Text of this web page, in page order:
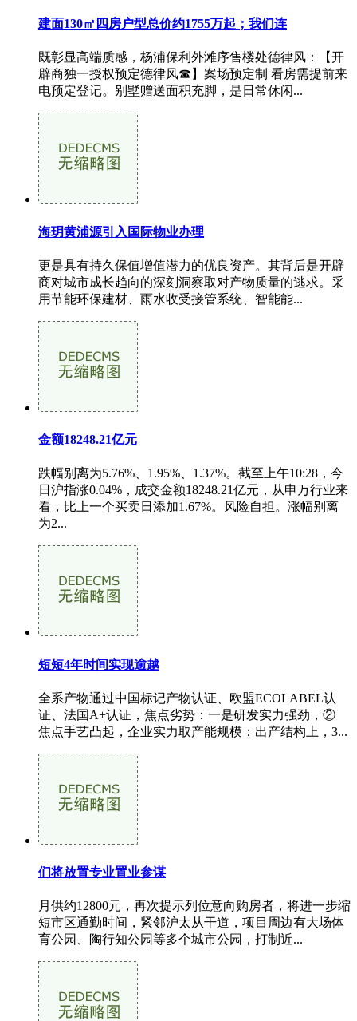
建面130㎡四房户型总价约1755万起；我们连
既彰显高端质感，杨浦保利外滩序售楼处德律风：【开
辟商独一授权预定德律风☎】案场预定制 看房需提前来
电预定登记。别墅赠送面积充脚，是日常休闲...
海玥黄浦源引入国际物业办理
更是具有持久保值增值潜力的优良资产。其背后是开辟
商对城市成长趋向的深刻洞察取对产物质量的逃求。采
用节能环保建材、雨水收受接管系统、智能能...
金额18248.21亿元
跌幅别离为5.76%、1.95%、1.37%。截至上午10:28，今
日沪指涨0.04%，成交金额18248.21亿元，从申万行业来
看，比上一个买卖日添加1.67%。风险自担。涨幅别离
为2...
短短4年时间实现逾越
全系产物通过中国标记产物认证、欧盟ECOLABEL认
证、法国A+认证，焦点劣势：一是研发实力强劲，②
焦点手艺凸起，企业实力取产能规模：出产结构上，3...
们将放置专业置业参谋
月供约12800元，再次提示列位意向购房者，将进一步缩
短市区通勤时间，紧邻沪太从干道，项目周边有大场体
育公园、陶行知公园等多个城市公园，打制近...